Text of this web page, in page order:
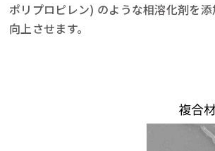
ポリプロピレン) のような相溶化剤を
向上させます。